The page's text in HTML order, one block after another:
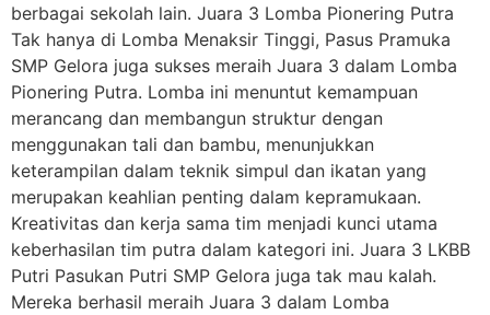
berbagai sekolah lain. Juara 3 Lomba Pionering Putra
Tak hanya di Lomba Menaksir Tinggi, Pasus Pramuka
SMP Gelora juga sukses meraih Juara 3 dalam Lomba
Pionering Putra. Lomba ini menuntut kemampuan
merancang dan membangun struktur dengan
menggunakan tali dan bambu, menunjukkan
keterampilan dalam teknik simpul dan ikatan yang
merupakan keahlian penting dalam kepramukaan.
Kreativitas dan kerja sama tim menjadi kunci utama
keberhasilan tim putra dalam kategori ini. Juara 3 LKBB
Putri Pasukan Putri SMP Gelora juga tak mau kalah.
Mereka berhasil meraih Juara 3 dalam Lomba